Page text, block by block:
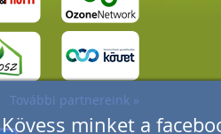
Kövess minket a
További partnereink »